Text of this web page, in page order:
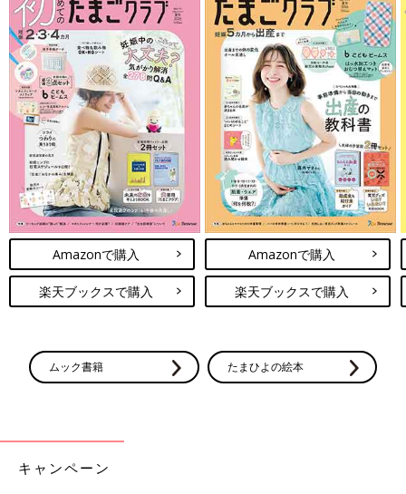
愛おしい＝私が守らねば、という防衛本能が強くなりすぎて、周
囲に必要以上の警戒心が生まれ攻撃性を強めてしまうのです。
【育児疲れ】
ガルガル期が一番出やすいのが産後1ヶ月と言われています。
妊娠中、すてきな母になることを夢見たママは多いと思います
が、思い通りにいかないのが出産・育児です。完璧主義な人ほど
理想が打ち砕かれたことに苛立ち、 いつしか「自分はダメ人間な
のか」などと何に対してもネガティブな思考になり、夫や家族の
何気ない言動にいちいちカチンとしてしまうのです。
こういったいろんな要素や感情が絡み合い、ガルガル期を生み出
していると言われています。
「里帰り出産で、とにかく実父にガルガルが酷かったです。（中
略）喧嘩したあとは一人で泣いていました」（あお）
親に対して嫌悪感を抱くことに、自己嫌悪に陥るママをときどき
見かけます。
産前は良好な関係だった人に容赦ない言動をしてしまうパターン
こういった感情に包まれると、「私はダメな人間だ」と過剰に悲
Amazonで購入
楽天ブックスで購入
Amazonで購入
楽天ブックスで購入
ムック書籍 たまひよの絵本
キャンペーン